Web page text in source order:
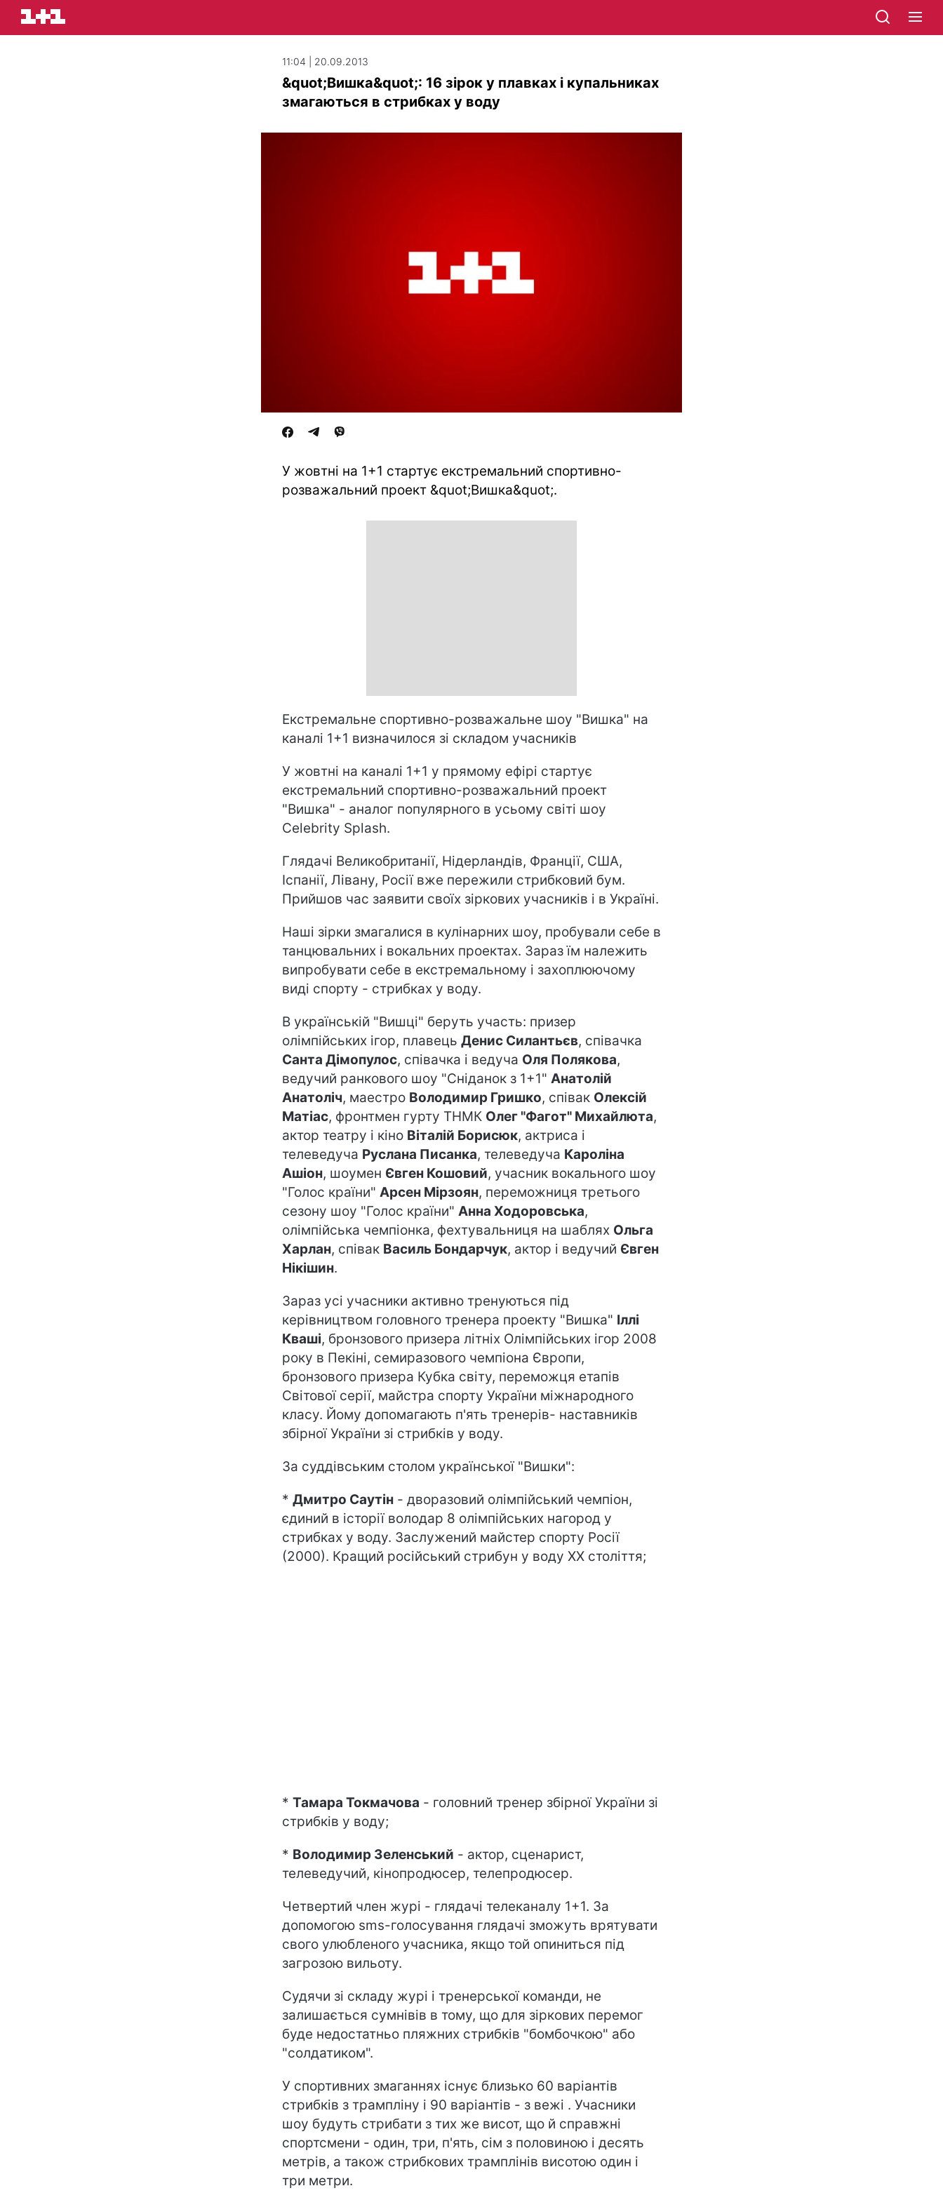
11:04 | 20.09.2013
&quot;Вишка&quot;: 16 зірок у плавках і купальниках
змагаються в стрибках у воду
У жовтні на 1+1 стартує екстремальний спортивно-
розважальний проект &quot;Вишка&quot;.
Екстремальне спортивно-розважальне шоу "Вишка" на
каналі 1+1 визначилося зі складом учасників
У жовтні на каналі 1+1 у прямому ефірі стартує
екстремальний спортивно-розважальний проект
"Вишка" - аналог популярного в усьому світі шоу
Celebrity Splash.
Глядачі Великобританії, Нідерландів, Франції, США,
Іспанії, Лівану, Росії вже пережили стрибковий бум.
Прийшов час заявити своїх зіркових учасників і в Україні.
Наші зірки змагалися в кулінарних шоу, пробували себе в
танцювальних і вокальних проектах. Зараз їм належить
випробувати себе в екстремальному і захоплюючому
виді спорту - стрибках у воду.
В українській "Вишці" беруть участь: призер
олімпійських ігор, плавець Денис Силантьєв, співачка
Санта Дімопулос, співачка і ведуча Оля Полякова,
ведучий ранкового шоу "Сніданок з 1+1" Анатолій
Анатоліч, маестро Володимир Гришко, співак Олексій
Матіас, фронтмен гурту ТНМК Олег "Фагот" Михайлюта,
актор театру і кіно Віталій Борисюк, актриса і
телеведуча Руслана Писанка, телеведуча Кароліна
Ашіон, шоумен Євген Кошовий, учасник вокального шоу
"Голос країни" Арсен Мірзоян, переможниця третього
сезону шоу "Голос країни" Анна Ходоровська,
олімпійська чемпіонка, фехтувальниця на шаблях Ольга
Харлан, співак Василь Бондарчук, актор і ведучий Євген
Нікішин.
Зараз усі учасники активно тренуються під
керівництвом головного тренера проекту "Вишка" Іллі
Кваші, бронзового призера літніх Олімпійських ігор 2008
року в Пекіні, семиразового чемпіона Європи,
бронзового призера Кубка світу, переможця етапів
Світової серії, майстра спорту України міжнародного
класу. Йому допомагають п'ять тренерів- наставників
збірної України зі стрибків у воду.
За суддівським столом української "Вишки":
* Дмитро Саутін - дворазовий олімпійський чемпіон,
єдиний в історії володар 8 олімпійських нагород у
стрибках у воду. Заслужений майстер спорту Росії
(2000). Кращий російський стрибун у воду XX століття;
* Тамара Токмачова - головний тренер збірної України зі
стрибків у воду;
* Володимир Зеленський - актор, сценарист,
телеведучий, кінопродюсер, телепродюсер.
Четвертий член журі - глядачі телеканалу 1+1. За
допомогою sms-голосування глядачі зможуть врятувати
свого улюбленого учасника, якщо той опиниться під
загрозою вильоту.
Судячи зі складу журі і тренерської команди, не
залишається сумнівів в тому, що для зіркових перемог
буде недостатньо пляжних стрибків "бомбочкою" або
"солдатиком".
У спортивних змаганнях існує близько 60 варіантів
стрибків з трампліну і 90 варіантів - з вежі . Учасники
шоу будуть стрибати з тих же висот, що й справжні
спортсмени - один, три, п'ять, сім з половиною і десять
метрів, а також стрибкових трамплінів висотою один і
три метри.